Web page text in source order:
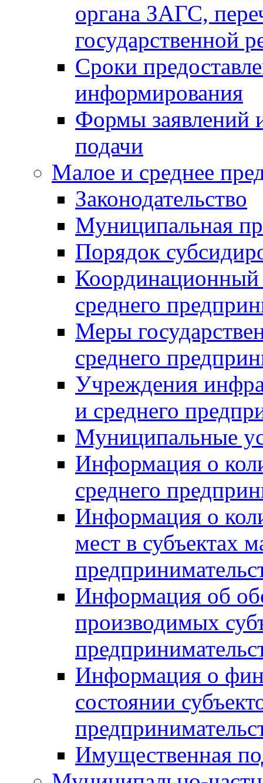
органа ЗАГС,
государственной
Сроки
информирования
Формы заявлений
подачи
Малое и среднее
Законодательство
Муниципальная
Порядок
Координационный
среднего
Меры
среднего
Учреждения
и среднего
Муниципальные
Информация о
среднего
Информация о
мест в субъектах
Информация об
производимых
Информация о
состоянии
Имущественная